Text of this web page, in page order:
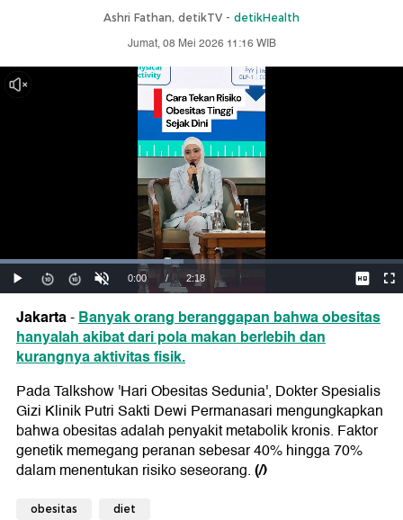
Ashri Fathan, detikTV - detikHealth
Jumat, 08 Mei 2026 11:16 WIB
Jakarta-Banyak orang beranggapan bahwa obesitas
hanyalah akibat dari pola makan berlebih dan
kurangnya aktivitas fisik.
Pada Talkshow 'Hari Obesitas Sedunia', Dokter Spesialis
Gizi Klinik Putri Sakti Dewi Permanasari mengungkapkan
bahwa obesitas adalah penyakit metabolik kronis. Faktor
genetik memegang peranan sebesar 40% hingga 70%
dalam menentukan risiko seseorang.(/)
obesitas diet